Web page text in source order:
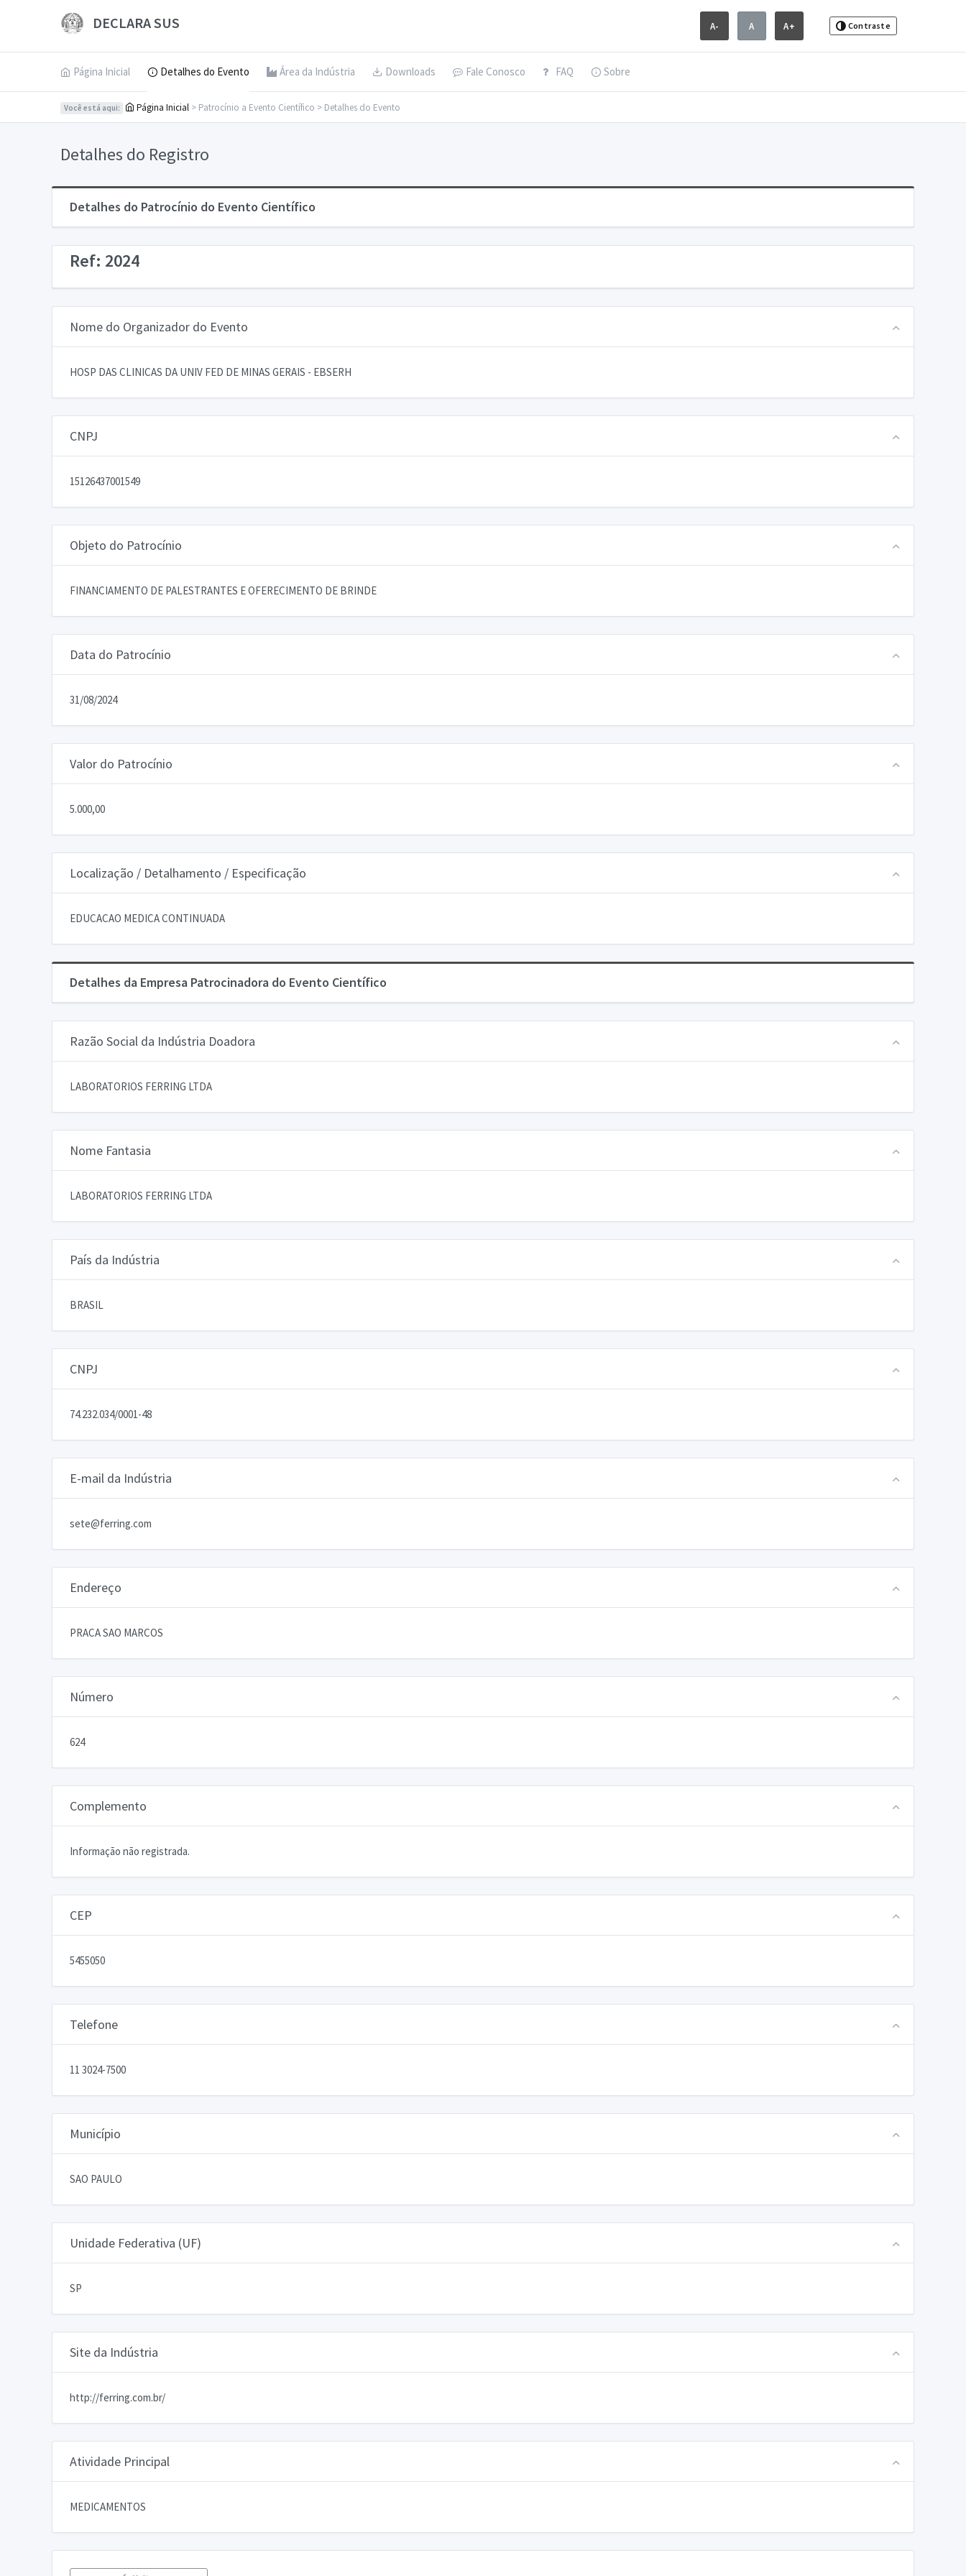
DECLARA SUS A- A A+ Contraste
Página Inicial Detalhes do Evento Área da Indústria Downloads Fale Conosco FAQ Sobre
Você está aqui: Página Inicial > Patrocínio a Evento Científico > Detalhes do Evento
Detalhes do Registro
Detalhes do Patrocínio do Evento Científico
Ref: 2024
Nome do Organizador do Evento
HOSP DAS CLINICAS DA UNIV FED DE MINAS GERAIS - EBSERH
CNPJ
15126437001549
Objeto do Patrocínio
FINANCIAMENTO DE PALESTRANTES E OFERECIMENTO DE BRINDE
Data do Patrocínio
31/08/2024
Valor do Patrocínio
5.000,00
Localização / Detalhamento / Especificação
EDUCACAO MEDICA CONTINUADA
Detalhes da Empresa Patrocinadora do Evento Científico
Razão Social da Indústria Doadora
LABORATORIOS FERRING LTDA
Nome Fantasia
LABORATORIOS FERRING LTDA
País da Indústria
BRASIL
CNPJ
74.232.034/0001-48
E-mail da Indústria
sete@ferring.com
Endereço
PRACA SAO MARCOS
Número
624
Complemento
Informação não registrada.
CEP
5455050
Telefone
11 3024-7500
Município
SAO PAULO
Unidade Federativa (UF)
SP
Site da Indústria
http://ferring.com.br/
Atividade Principal
MEDICAMENTOS